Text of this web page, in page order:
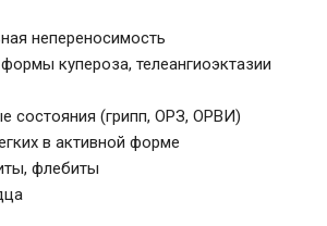
непереносимость
купероза, телеангиоэктазии
состояния (грипп, ОРЗ, ОРВИ)
в активной форме
флебиты